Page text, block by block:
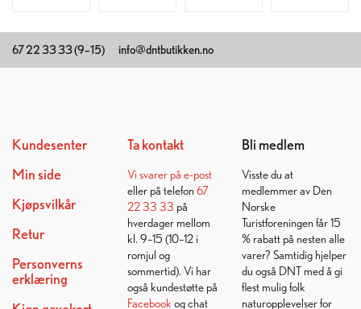
67 22 33 33 (9–15) info@dntbutikken.no
Kundesenter
Min side
Kjøpsvilkår
Retur
Personverns
erklæring
Ta kontakt
Vi svarer på e-post
eller på telefon 67
22 33 33 på
hverdager mellom
kl. 9–15 (10–12 i
romjul og
sommertid). Vi har
også kundestøtte på
Facebook og chat
Bli medlem
Visste du at
medlemmer av Den
Norske
Turistforeningen får 15
% rabatt på nesten alle
varer? Samtidig hjelper
du også DNT med å gi
flest mulig folk
naturopplevelser for